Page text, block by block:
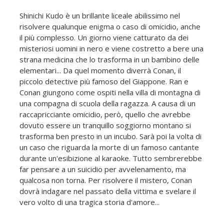
Shinichi Kudo è un brillante liceale abilissimo nel
risolvere qualunque enigma o caso di omicidio, anche
il più complesso. Un giorno viene catturato da dei
misteriosi uomini in nero e viene costretto a bere una
strana medicina che lo trasforma in un bambino delle
elementari... Da quel momento diverrà Conan, il
piccolo detective più famoso del Giappone. Ran e
Conan giungono come ospiti nella villa di montagna di
una compagna di scuola della ragazza. A causa di un
raccapricciante omicidio, però, quello che avrebbe
dovuto essere un tranquillo soggiorno montano si
trasforma ben presto in un incubo. Sarà poi la volta di
un caso che riguarda la morte di un famoso cantante
durante un'esibizione al karaoke. Tutto sembrerebbe
far pensare a un suicidio per avvelenamento, ma
qualcosa non torna. Per risolvere il mistero, Conan
dovrà indagare nel passato della vittima e svelare il
vero volto di una tragica storia d'amore...